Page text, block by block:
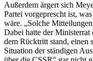
Außerdem ärgert sich
Partei vorgeprescht ist,
wäre. „Solche
Dabei hatte der
dem Rücktritt stand, einen
Situation der ständigen